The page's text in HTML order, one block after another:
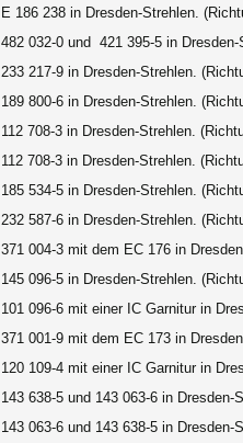
E 186 238 in Dresden-Strehlen.
482 032-0 und 421 395-5 in
233 217-9 in Dresden-Strehlen.
189 800-6 in Dresden-Strehlen.
112 708-3 in Dresden-Strehlen.
112 708-3 in Dresden-Strehlen.
185 534-5 in Dresden-Strehlen.
232 587-6 in Dresden-Strehlen.
371 004-3 mit dem EC 176 in
145 096-5 in Dresden-Strehlen.
101 096-6 mit einer IC Garnitur in
371 001-9 mit dem EC 173 in
120 109-4 mit einer IC Garnitur in
143 638-5 und 143 063-6 in Dresden-
143 063-6 und 143 638-5 in Dresden-